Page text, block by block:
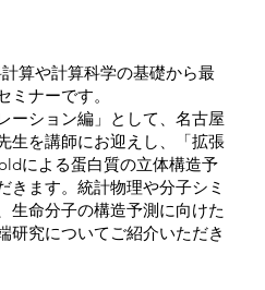
算や計算科学の基礎から最
ナーです。
ーション編」として、名古屋
生を講師にお迎えし、「拡張
による蛋白質の立体構造予
きます。統計物理や分子シミ
生命分子の構造予測に向けた
研究についてご紹介いただき